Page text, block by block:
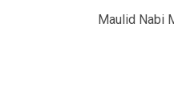
Maulid Nabi